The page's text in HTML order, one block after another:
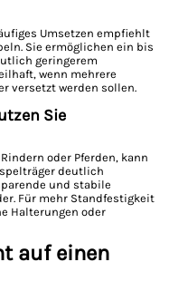
Umsetzen empfiehlt
Sie ermöglichen ein bis
geringerem
wenn mehrere
versetzt werden sollen.
Sie
oder Pferden, kann
deutlich
und stabile
Für mehr Standfestigkeit
Halterungen oder
auf einen